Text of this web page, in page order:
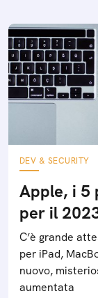
DEV & SECURITY
Apple, i 5
per il
C’è grande
per iPad,
nuovo,
aumentata